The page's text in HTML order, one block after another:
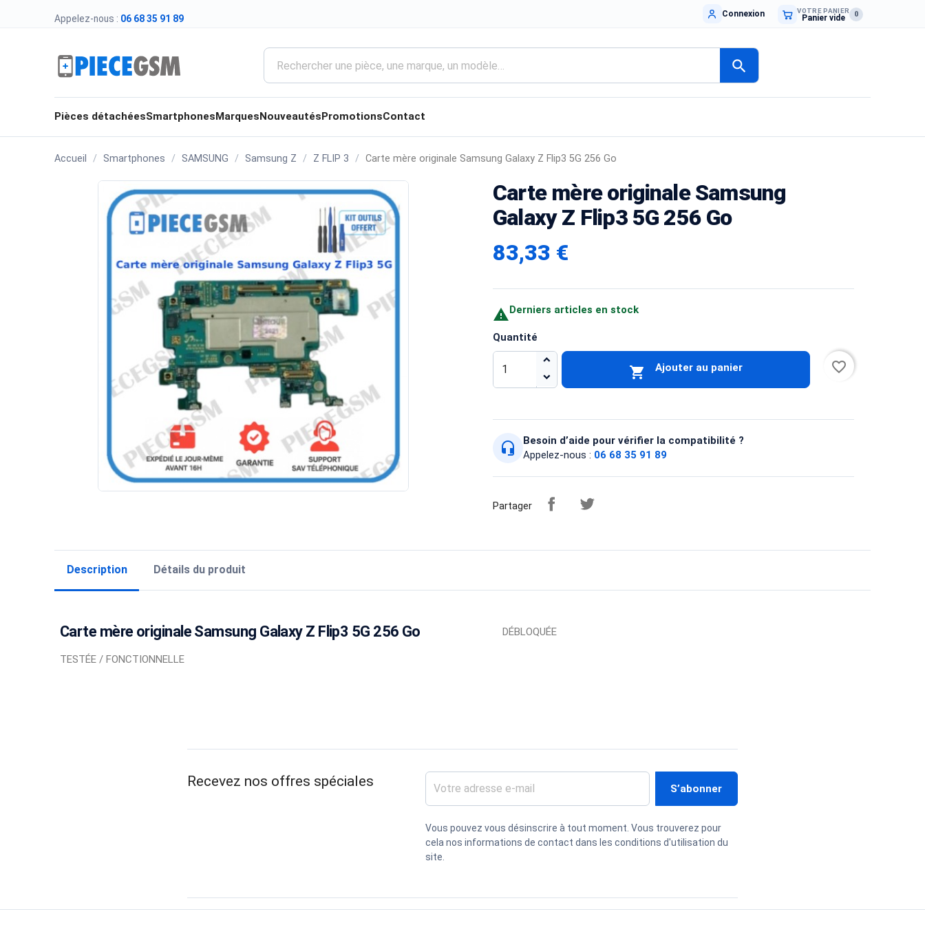
Appelez-nous : 06 68 35 91 89 Connexion VOTRE PANIER
Panier vide 0
search
Pièces détachéesSmartphones Marques Nouveautés PromotionsContact
Accueil Smartphones SAMSUNG Samsung Z Z FLIP 3 Carte mère originale Samsung Galaxy Z Flip3 5G 256 Go
Carte mère originale Samsung
Galaxy Z Flip3 5G 256 Go
83,33 €
Quantité
 Ajouter au panier favorite_border
 Derniers articles en stock
headset_mic
Besoin d’aide pour vérifier la compatibilité ?
Appelez-nous : 06 68 35 91 89
Partager
Description Détails du produit
Carte mère originale Samsung Galaxy Z Flip3 5G 256 Go
TESTÉE / FONCTIONNELLE
DÉBLOQUÉE
Recevez nos offres spéciales
Vous pouvez vous désinscrire à tout moment. Vous trouverez pour
cela nos informations de contact dans les conditions d'utilisation du
site.